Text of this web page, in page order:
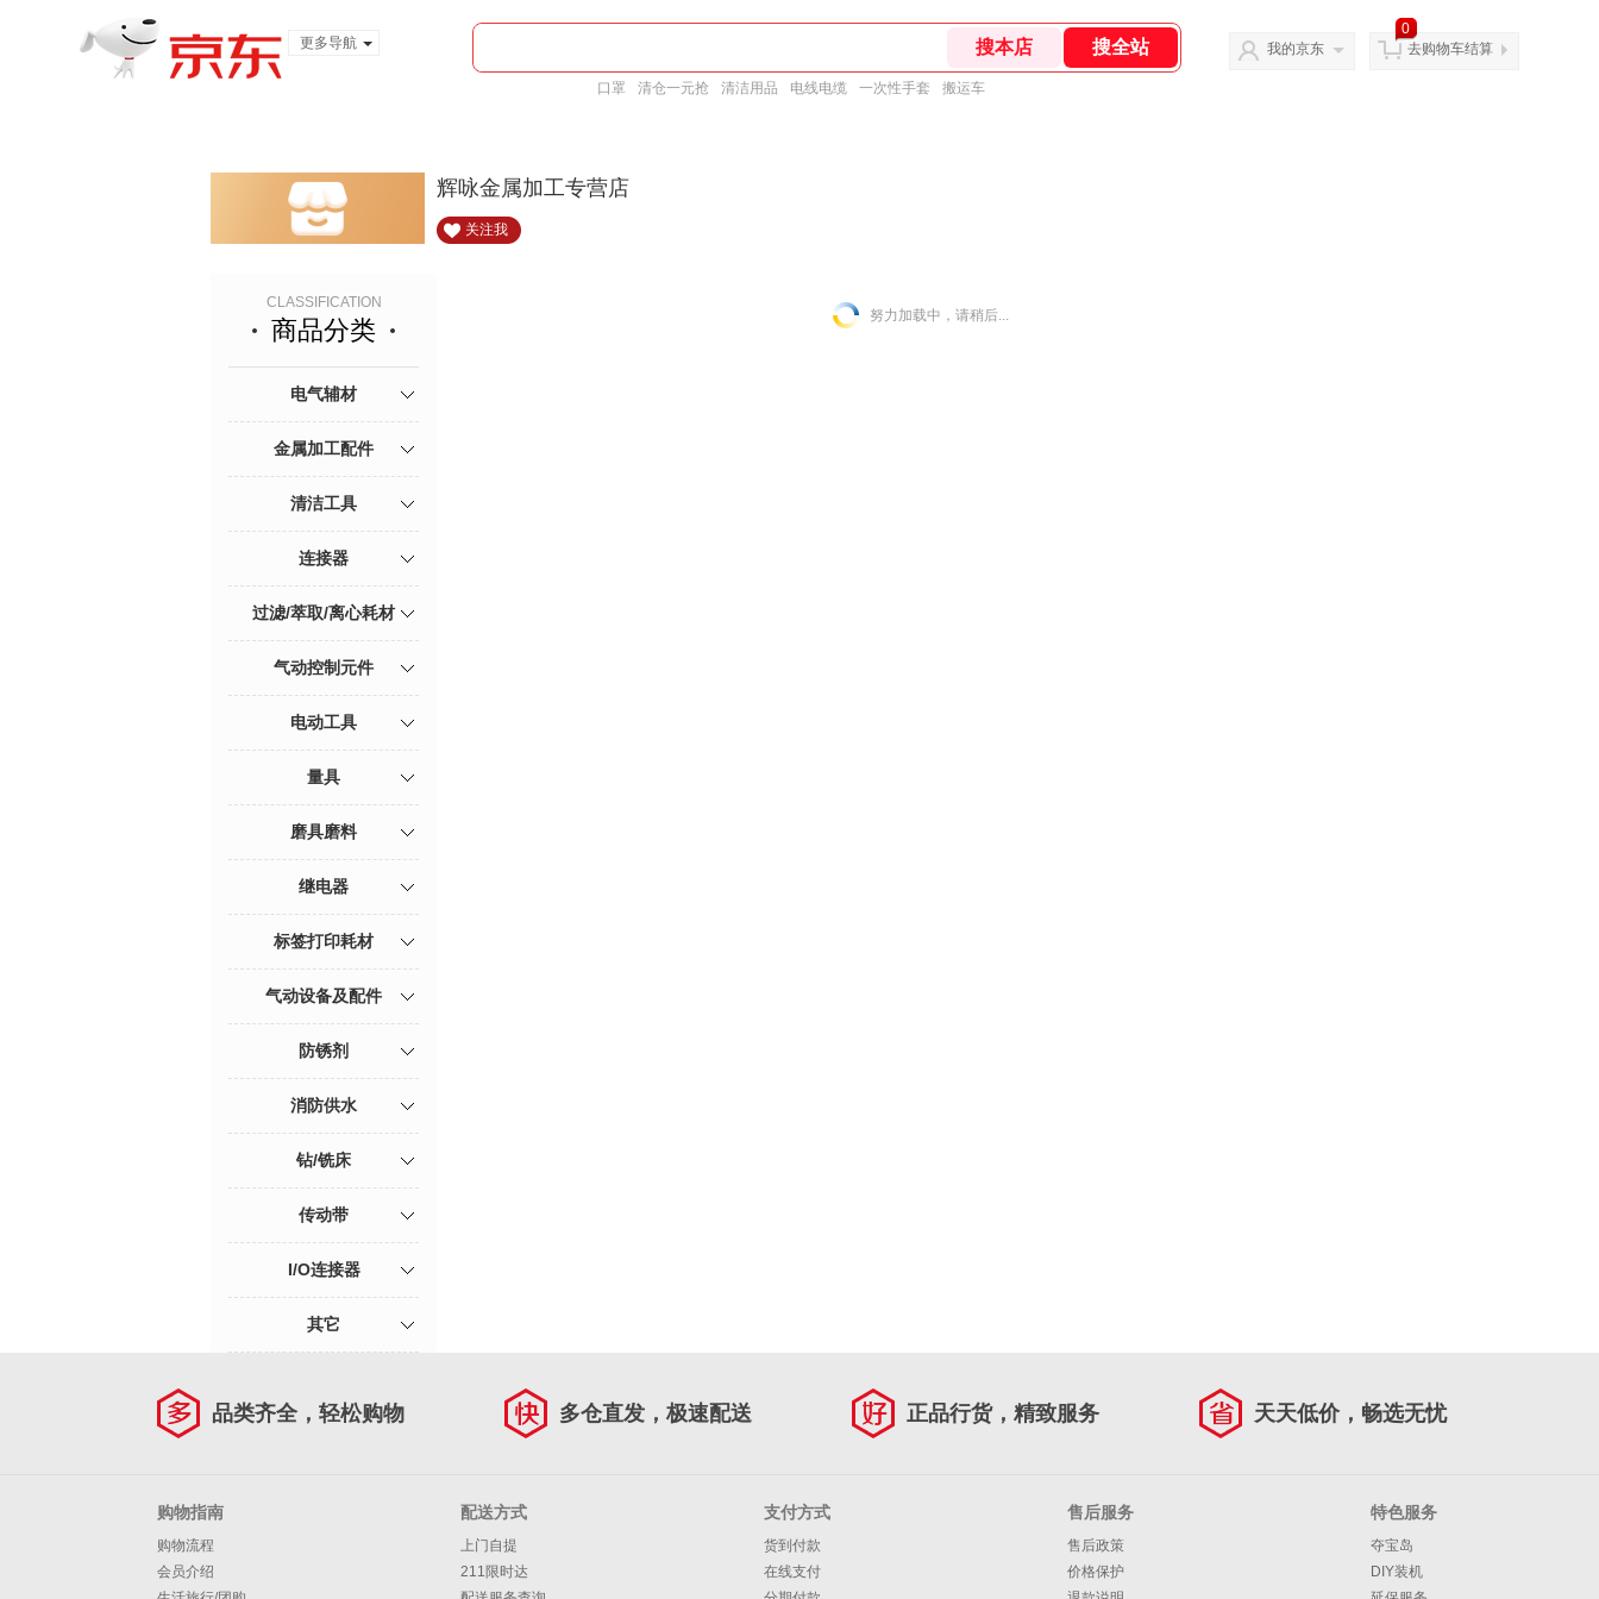
更多导航
口罩 清仓一元抢 清洁用品 电线电缆 一次性手套 搬运车
我的京东
0
去购物车结算
辉咏金属加工专营店
关注我
CLASSIFICATION
商品分类
电气辅材
金属加工配件
清洁工具
连接器
过滤/萃取/离心耗材
气动控制元件
电动工具
量具
磨具磨料
继电器
标签打印耗材
气动设备及配件
防锈剂
消防供水
钻/铣床
传动带
I/O连接器
其它
努力加载中，请稍后...
品类齐全，轻松购物 多仓直发，极速配送 正品行货，精致服务 天天低价，畅选无忧
购物指南
购物流程
会员介绍
配送方式
上门自提
211限时达
支付方式
货到付款
在线支付
售后服务
售后政策
价格保护
特色服务
夺宝岛
DIY装机